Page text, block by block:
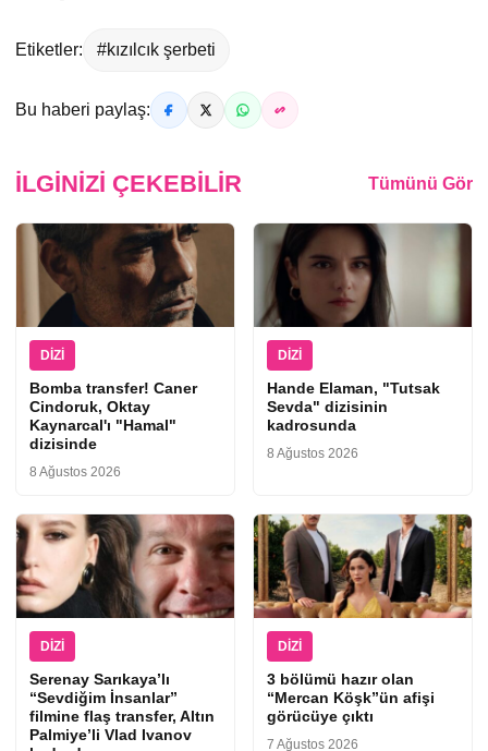
Etiketler: #kızılcık şerbeti
Bu haberi paylaş:
İLGINIZI ÇEKEBILIR Tümünü Gör
DIZI
Bomba transfer! Caner
Cindoruk, Oktay
Kaynarcal'ı "Hamal"
dizisinde
8 Ağustos 2026
DIZI
Hande Elaman, "Tutsak
Sevda" dizisinin
kadrosunda
8 Ağustos 2026
DIZI
Serenay Sarıkaya’lı
“Sevdiğim İnsanlar”
filmine flaş transfer, Altın
Palmiye’li Vlad Ivanov
DIZI
3 bölümü hazır olan
“Mercan Köşk”ün afişi
görücüye çıktı
7 Ağustos 2026